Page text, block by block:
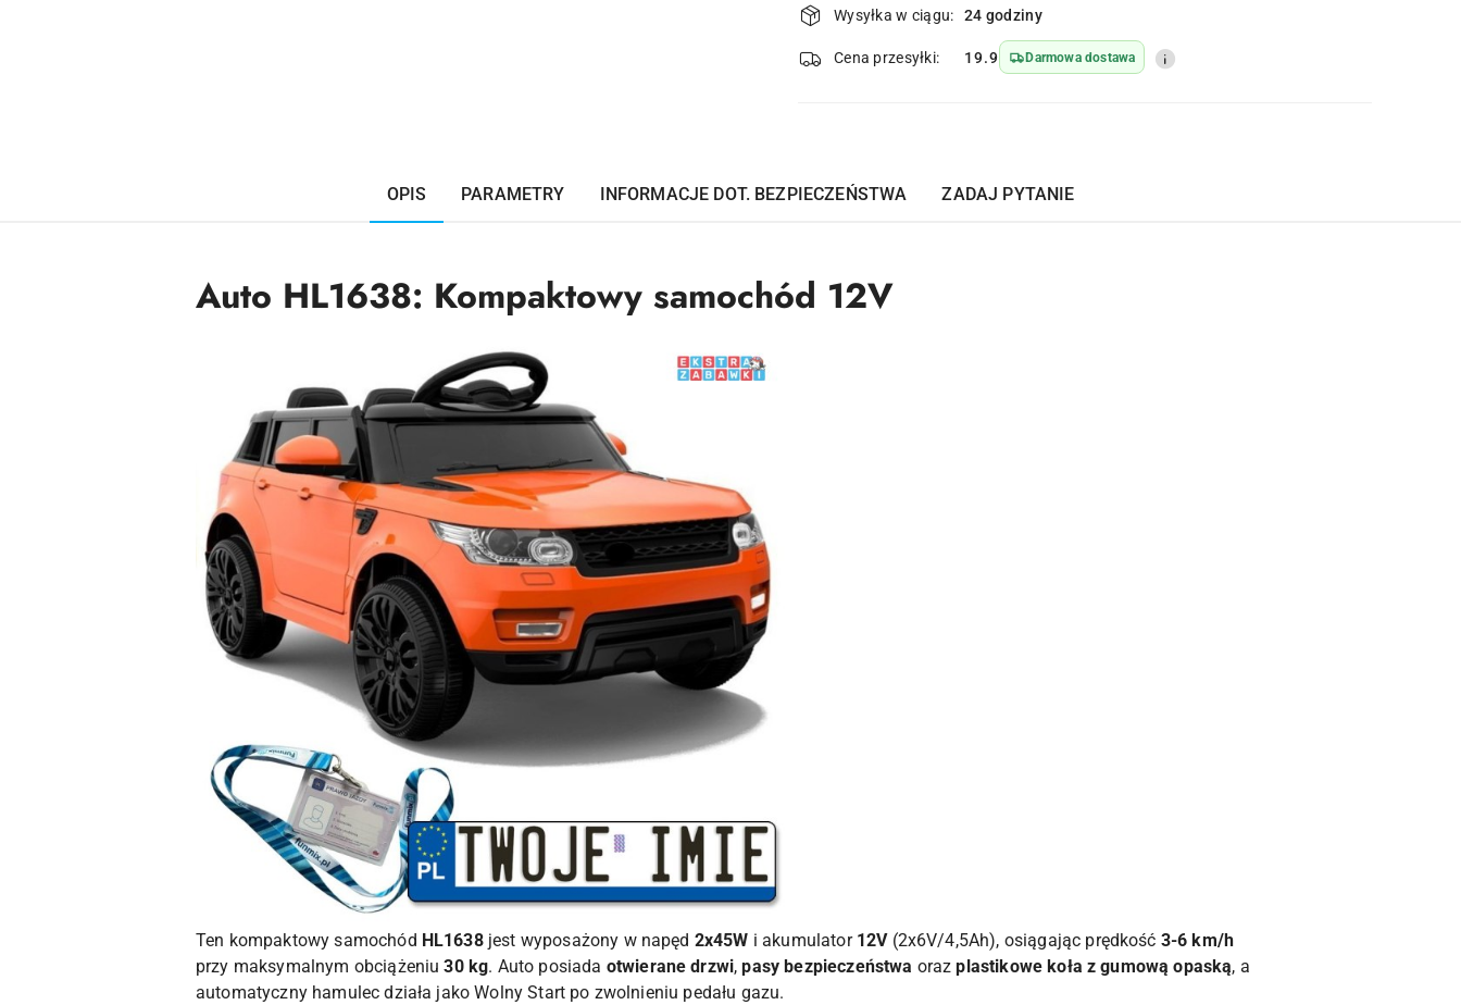
i
dostawa
Wysyłka w ciągu: 24 godziny
Cena przesyłki: 19.9 Darmowa dostawa
OPIS PARAMETRY INFORMACJE DOT. BEZPIECZEŃSTWA ZADAJ PYTANIE
Auto HL1638: Kompaktowy samochód 12V
Ten kompaktowy samochód HL1638jest wyposażony w napęd 2x45W i akumulator 12V(2x6V/4,5Ah), osiągając prędkość 3-6 km/h
przy maksymalnym obciążeniu30 kg. Auto posiada otwierane drzwi,pasy bezpieczeństwa orazplastikowe koła z gumową opaską, a
automatyczny hamulec działa jako Wolny Start po zwolnieniu pedału gazu.